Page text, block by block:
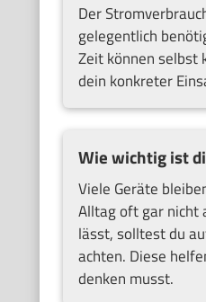
Der
gelegentlich
Zeit können selbst
dein konkreter
Wie wichtig ist
Viele Geräte
Alltag oft gar nicht
lässt, solltest du
achten. Diese
denken musst.